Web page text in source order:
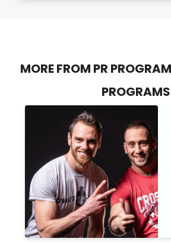
MORE FROM PR
PROGRAMS